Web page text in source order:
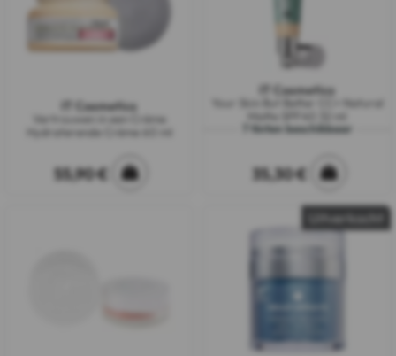
IT Cosmetics
Vertrouwen in een Crème
Hydraterende Crème 60 ml
55,90 €
IT Cosmetics
Your Skin But Better CC+ Natural
7 tinten beschikbaar
35,30 €
Uitverkocht